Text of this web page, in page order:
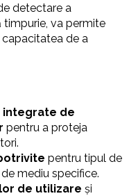
detectare a
va permite
de a
integrate de
pentru a proteja
pentru tipul de
mediu specifice.
de utilizare și